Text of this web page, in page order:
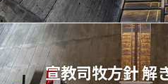
宣教司牧⽅針 解